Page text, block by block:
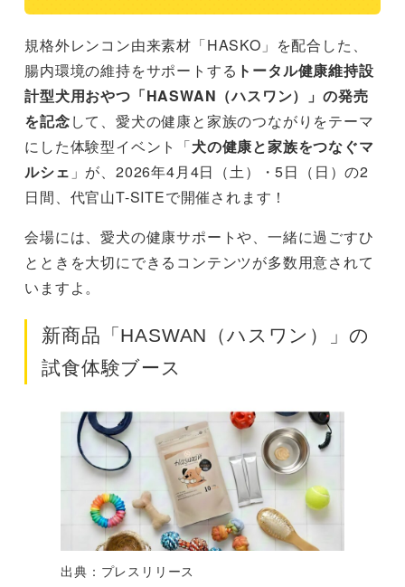
規格外レンコン由来素材「HASKO」を配合した、
腸内環境の維持をサポートする トータル健康維持設
計型犬用おやつ「HASWAN（ハスワン）」の発売
を記念して、愛犬の健康と家族のつながりをテーマ
にした体験型イベント「犬の健康と家族をつなぐマ
ルシェ 」が、2026年4月4日（土）・5日（日）の2
日間、代官山T-SITEで開催されます！
会場には、愛犬の健康サポートや、一緒に過ごすひ
とときを大切にできるコンテンツが多数用意されて
いますよ。
新商品「HASWAN（ハスワン）」の
試食体験ブース
出典：プレスリリース